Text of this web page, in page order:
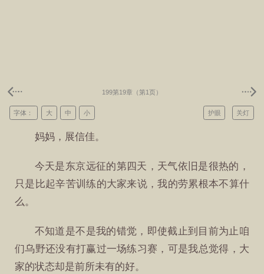
199第19章（第1页）
关灯
护眼
字体： 大 中 小
妈妈，展信佳。
今天是东京远征的第四天，天气依旧是很热的，
只是比起辛苦训练的大家来说，我的劳累根本不算什
么。
不知道是不是我的错觉，即使截止到目前为止咱
们乌野还没有打赢过一场练习赛，可是我总觉得，大
家的状态却是前所未有的好。